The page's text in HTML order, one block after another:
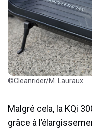
©Cleanrider/M. Lauraux
Malgré cela, la KQi
grâce à